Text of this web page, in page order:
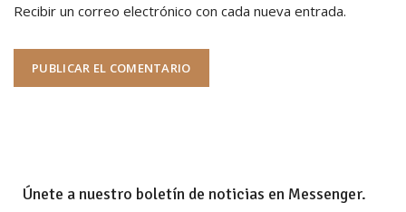
Recibir un correo electrónico con cada nueva entrada.
Únete a nuestro boletín de noticias en Messenger.